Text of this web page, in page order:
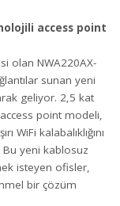
access point
olan NWA220AX-
sunan yeni
geliyor. 2,5 kat
point modeli,
WiFi kalabalıklığını
Bu yeni kablosuz
isteyen ofisler,
bir çözüm